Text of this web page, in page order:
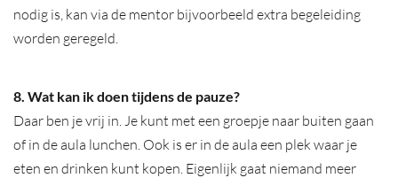
nodig is, kan via de mentor bijvoorbeeld extra begeleiding
worden geregeld.
8. Wat kan ik doen tijdens de pauze?
Daar ben je vrij in. Je kunt met een groepje naar buiten gaan
of in de aula lunchen. Ook is er in de aula een plek waar je
eten en drinken kunt kopen. Eigenlijk gaat niemand meer